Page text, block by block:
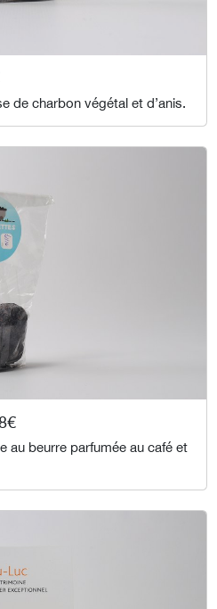
de charbon végétal et d’anis.
au beurre parfumée au café et